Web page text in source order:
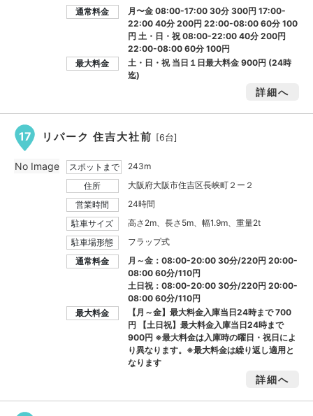
通常料金
月〜金 08:00-17:00 30分 300円 17:00-
22:00 40分 200円 22:00-08:00 60分 100
円 土・日・祝 08:00-22:00 40分 200円
22:00-08:00 60分 100円
最大料金
土・日・祝 当日１日最大料金900円 (24時
迄)
詳細へ
17 リパーク 住吉大社前 [6台]
スポットまで
243m
住所
大阪府大阪市住吉区長峡町２ー２
営業時間
24時間
駐車サイズ
高さ2m、長さ5m、幅1.9m、重量2t
駐車場形態
フラップ式
通常料金
月～金：08:00-20:00 30分/220円 20:00-
08:00 60分/110円
土日祝：08:00-20:00 30分/220円 20:00-
08:00 60分/110円
最大料金
【月～金】最大料金入庫当日24時まで700
円
【土日祝】最大料金入庫当日24時まで
900円 ※最大料金は入庫時の曜日・祝日によ
り異なります。※最大料金は繰り返し適用と
なります
詳細へ
No Image